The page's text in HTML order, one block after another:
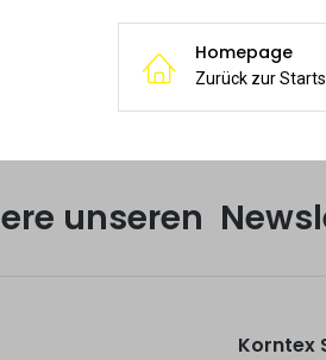
Homepage
Zurück zur
unseren
Korntex